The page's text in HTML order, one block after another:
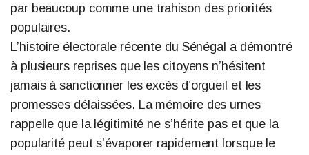
par beaucoup comme une trahison des priorités
populaires.
L’histoire électorale récente du Sénégal a démontré
à plusieurs reprises que les citoyens n’hésitent
jamais à sanctionner les excès d’orgueil et les
promesses délaissées. La mémoire des urnes
rappelle que la légitimité ne s’hérite pas et que la
popularité peut s’évaporer rapidement lorsque le